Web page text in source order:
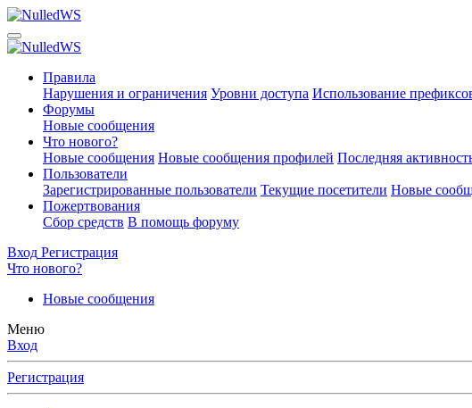
Правила
Нарушения и ограничения Уровни доступа Использование
Форумы
Новые сообщения
Что нового?
Новые сообщения Новые сообщения профилей Последняя
Пользователи
Зарегистрированные пользователи Текущие посетители Новые
Пожертвования
Сбор средств В помощь форуму
Вход Регистрация
Что нового?
Новые сообщения
Меню
Вход
Регистрация